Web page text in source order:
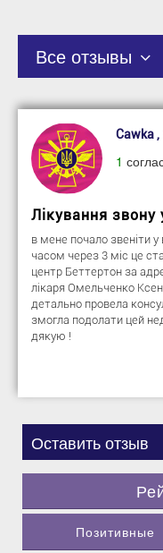
Все отзывы
Cawka ,
1
Лікування звону
в мене почало звеніти у
часом через 3 міс це
центр Беттертон за
лікаря Омельченко
детально провела
змогла подолати цей
дякую !
Оставить отзыв
Позитивные